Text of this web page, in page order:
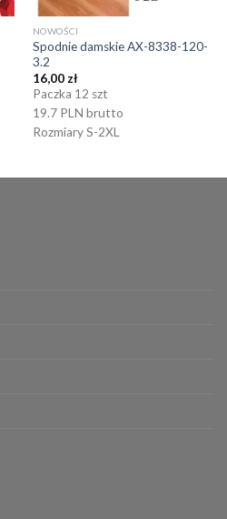
NOWOŚCI
Spodnie damskie AX-8338-120-
3.2
16,00zł
Paczka 12 szt
19.7 PLN brutto
Rozmiary S-2XL